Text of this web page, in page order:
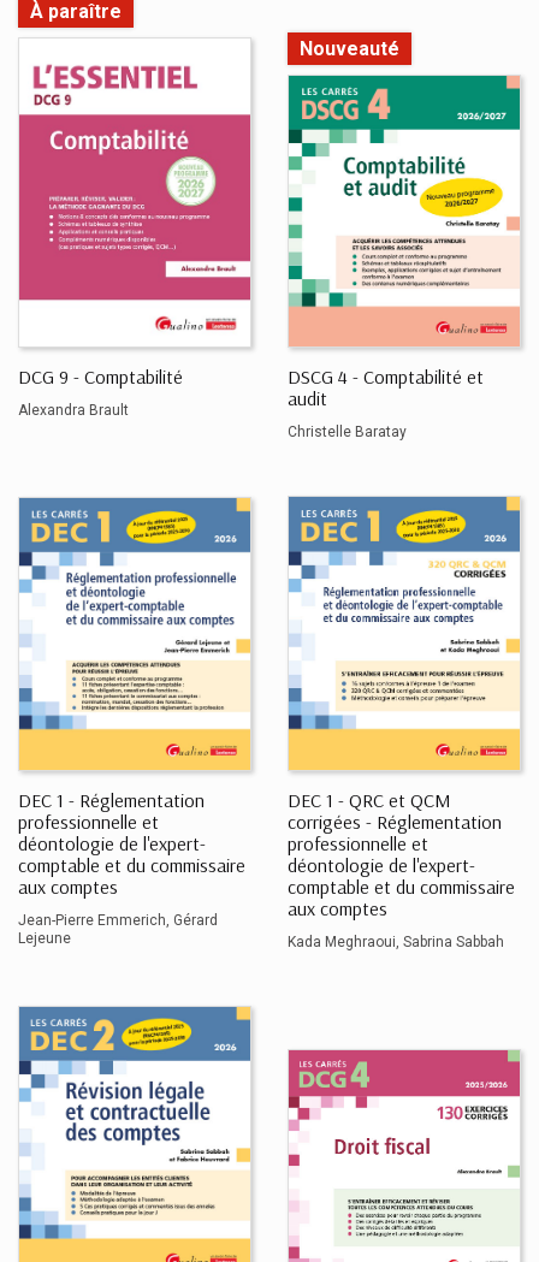
DCG 9 - Comptabilité
Alexandra Brault
À paraître
DSCG 4 - Comptabilité et
audit
Christelle Baratay
Nouveauté
DEC 1 - Réglementation
professionnelle et
déontologie de l'expert-
comptable et du commissaire
aux comptes
Jean-Pierre Emmerich Gérard
Lejeune
DEC 1 - QRC et QCM
corrigées - Réglementation
professionnelle et
déontologie de l'expert-
comptable et du commissaire
aux comptes
Kada Meghraoui Sabrina Sabbah